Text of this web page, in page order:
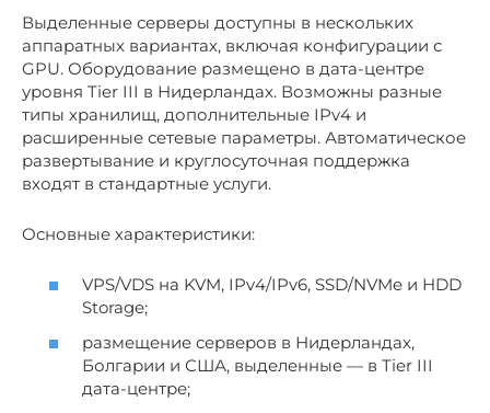
Выделенные серверы доступны в нескольких
аппаратных вариантах, включая конфигурации с
GPU. Оборудование размещено в дата-центре
уровня Tier III в Нидерландах. Возможны разные
типы хранилищ, дополнительные IPv4 и
расширенные сетевые параметры. Автоматическое
развертывание и круглосуточная поддержка
входят в стандартные услуги.
Основные характеристики:
VPS/VDS на KVM, IPv4/IPv6, SSD/NVMe и HDD
Storage;
размещение серверов в Нидерландах,
Болгарии и США, выделенные — в Tier III
дата-центре;